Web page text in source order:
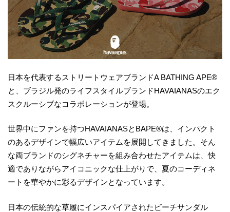
日本を代表するストリートウェアブランドA BATHING APE®
と、ブラジル発のライフスタイルブランドHAVAIANASのエク
スクルーシブなコラボレーションが登場。
世界中にファンを持つHAVAIANASとBAPE®は、インパクト
のあるデザインで幅広いアイテムを展開してきました。そん
な両ブランドのシグネチャーを組み合わせたアイテムは、快
適でありながらアイコニックな仕上がりで、夏のコーディネ
ートを華やかに彩るデザインとなっています。
日本の伝統的な草履にインスパイアされたビーチサンダル